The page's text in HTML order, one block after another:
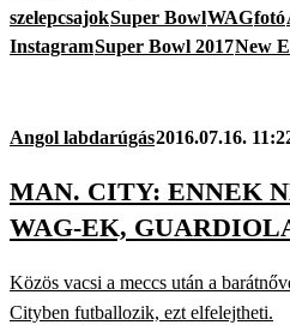
szelepcsajokSuper BowlWAGfotó
InstagramSuper Bowl 2017New
Angol labdarúgás2016.07.16.
MAN. CITY: ENNEK
WAG-EK,
Közös vacsi a meccs után a
Cityben futballozik, ezt elfelejtheti.